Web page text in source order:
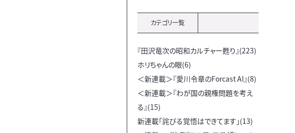
カテゴリ一覧
『田沢竜次の昭和カルチャー甦り』(223)
ホリちゃんの眼(6)
＜新連載＞『愛川令章のForcast AI』(8)
＜新連載＞『わが国の親権問題を考え
る』(15)
新連載「詫びる覚悟はできてます」(13)